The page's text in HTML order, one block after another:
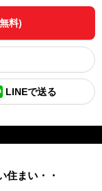
料)
LINEで送る
まい・・